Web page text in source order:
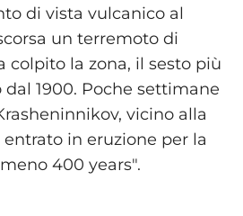
di vista vulcanico al
un terremoto di
colpito la zona, il sesto più
1900. Poche settimane
vicino alla
in eruzione per la
400 years".